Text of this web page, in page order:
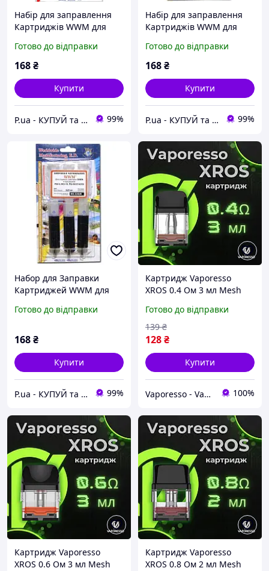
Набір для заправлення
Картриджів WWM для
20 мл) C/M/Y (IR3.C11/C)
Готово до відправки
168₴
Купити
P.ua - КУПУЙ та ДРУКУЙ® - Картриджі та Чорнило 99%
Набір для заправлення
Картриджів WWM для
Black (IR3.C24/B)
Готово до відправки
168₴
Купити
P.ua - КУПУЙ та ДРУКУЙ® - Картриджі та Чорнило 99%
Набор для Заправки
Картриджей WWM для
20мл) Black (IR3.C40/B)
Готово до відправки
168₴
Купити
P.ua - КУПУЙ та ДРУКУЙ® - Картриджі та Чорнило 99%
Картридж Vaporesso
XROS 0.4 Ом 3 мл Mesh
ORIGINAL
Готово до відправки
128₴
139 ₴
Купити
Vaporesso - Vape Store 100%
Картридж Vaporesso
XROS 0.6 Ом 3 мл Mesh
Картридж Vaporesso
XROS 0.8 Ом 2 мл Mesh